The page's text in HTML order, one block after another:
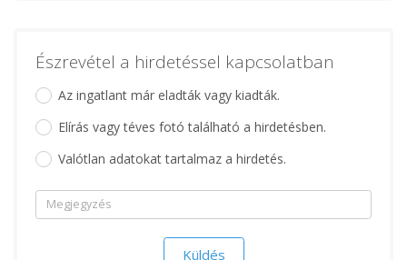
Észrevétel a hirdetéssel kapcsolatban
Az ingatlant már eladták vagy kiadták.
Elírás vagy téves fotó található a hirdetésben.
Valótlan adatokat tartalmaz a hirdetés.